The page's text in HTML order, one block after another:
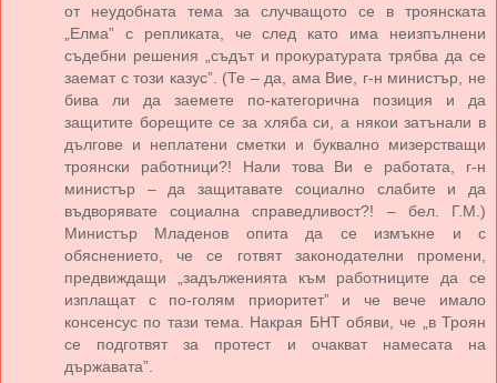
от неудобната тема за случващото се в троянската
„Елма” с репликата, че след като има неизпълнени
съдебни решения „съдът и прокуратурата трябва да се
заемат с този казус”. (Те – да, ама Вие, г-н министър, не
бива ли да заемете по-категорична позиция и да
защитите борещите се за хляба си, а някои затънали в
дългове и неплатени сметки и буквално мизерстващи
троянски работници?! Нали това Ви е работата, г-н
министър – да защитавате социално слабите и да
въдворявате социална справедливост?! – бел. Г.М.)
Министър Младенов опита да се измъкне и с
обяснението, че се готвят законодателни промени,
предвиждащи „задълженията към работниците да се
изплащат с по-голям приоритет” и че вече имало
консенсус по тази тема. Накрая БНТ обяви, че „в Троян
се подготвят за протест и очакват намесата на
държавата”.